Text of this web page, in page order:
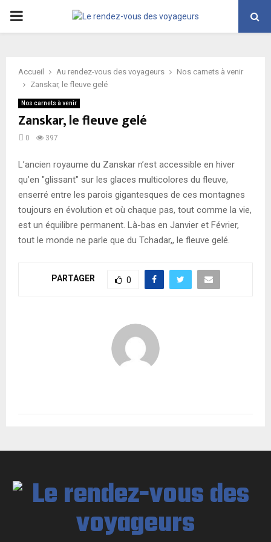
PRIMARY
Accueil Au rendez-vous des voyageurs
Nos carnets à venir
Zanskar, le fleuve gelé
Nos carnets à venir
Zanskar, le fleuve gelé
0 397
L’ancien royaume du Zanskar n’est accessible en hiver
qu’en "glissant" sur les glaces multicolores du fleuve,
enserré entre les parois gigantesques de ces montagnes
toujours en évolution et où chaque pas, tout comme la vie,
est un équilibre permanent. Là-bas en Janvier et Février,
tout le monde ne parle que du Tchadar,, le fleuve gelé.
PARTAGER 0